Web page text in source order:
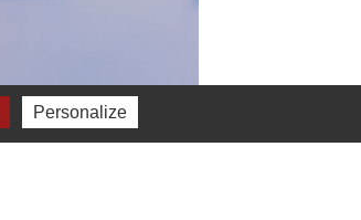
Personalize